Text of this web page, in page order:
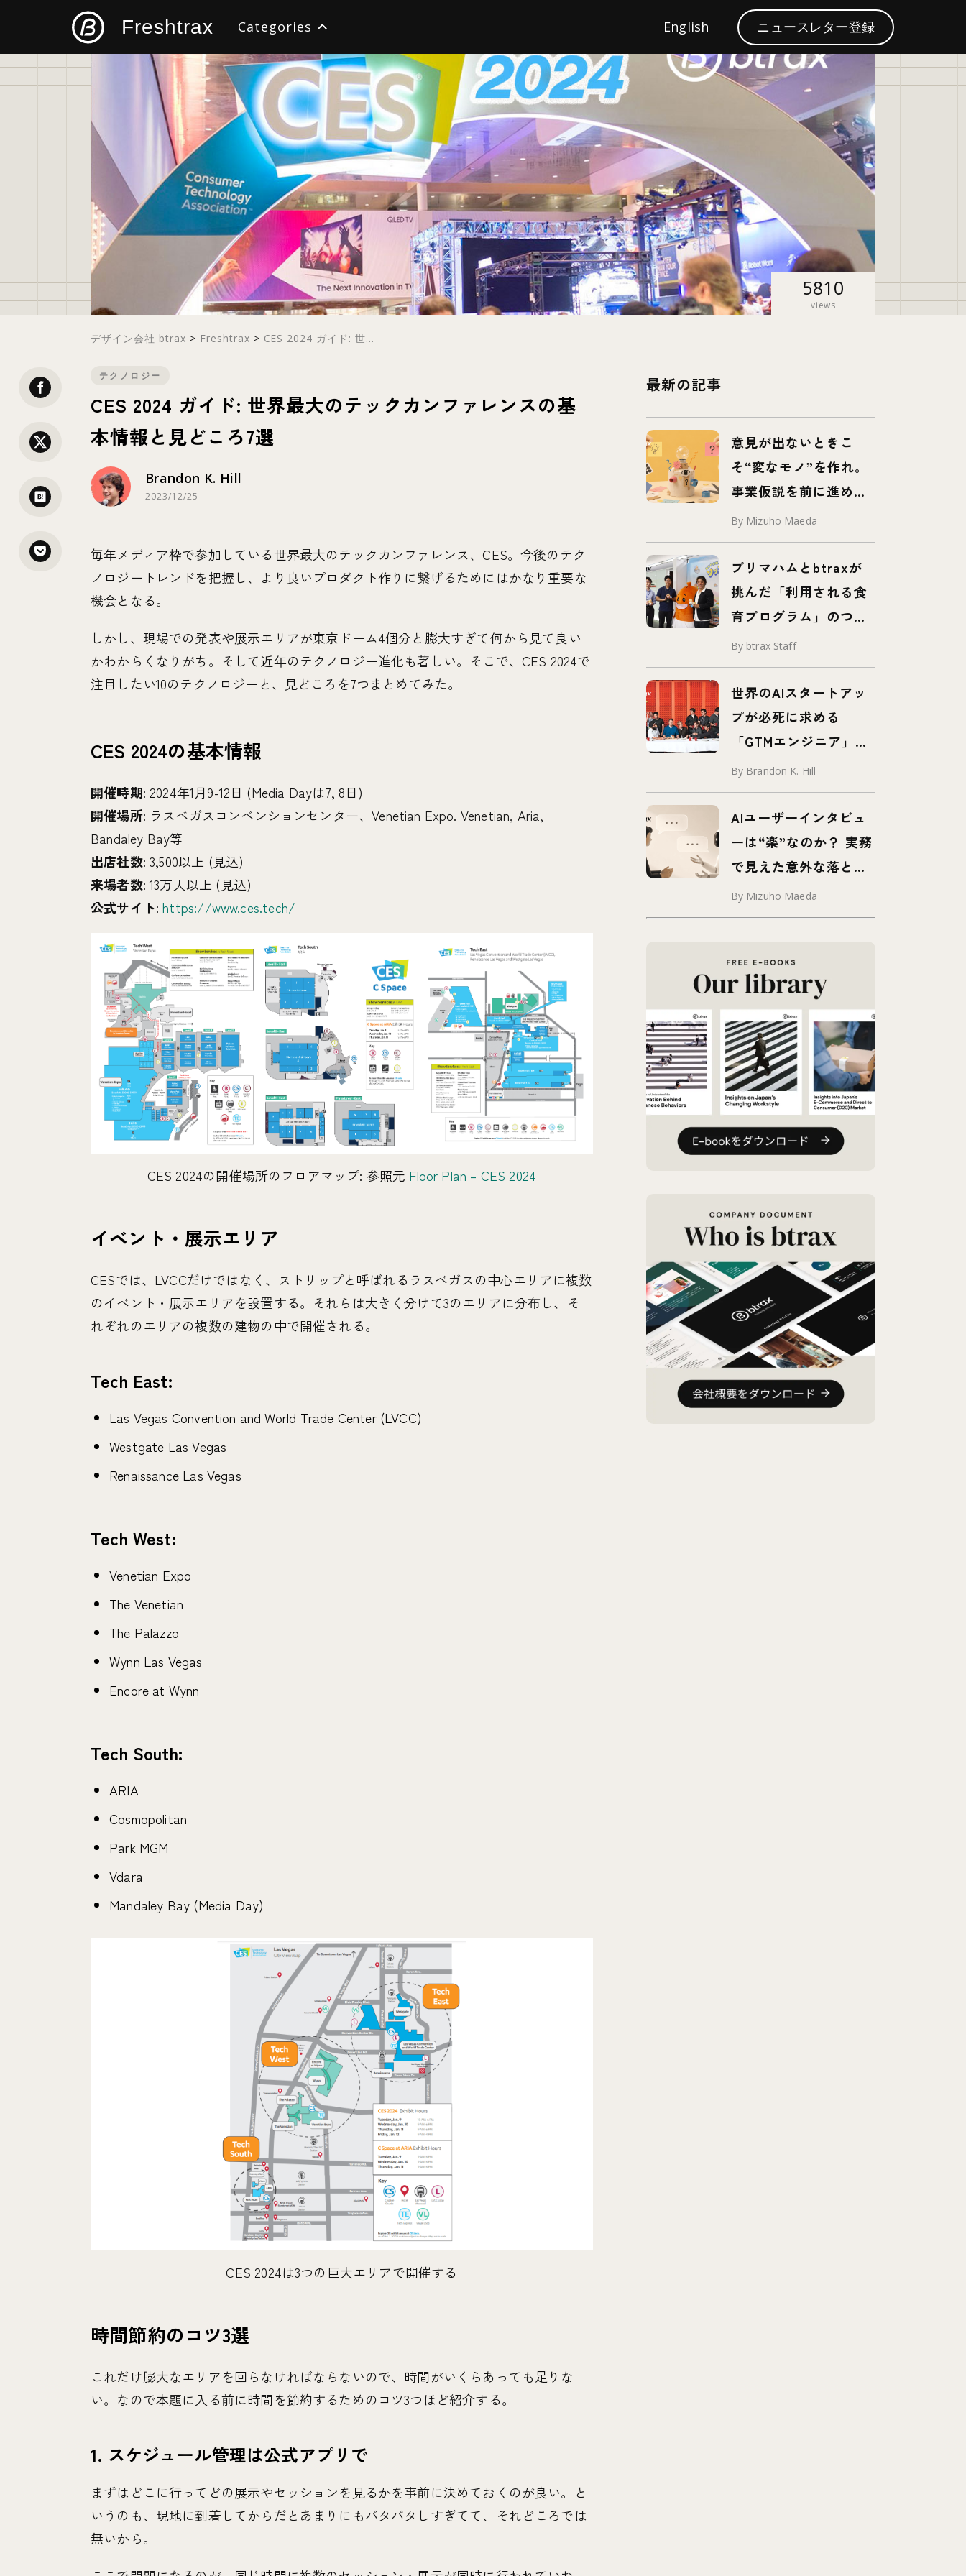
Freshtrax Categories
すべて デザイン イノベーション ブランディング
S
e
a
r
c
h
English ニュースレター登録
5810
views
デザイン会社 btrax > Freshtrax > CES 2024 ガイド: 世...
テクノロジー
CES 2024 ガイド: 世界最大のテックカンファレンスの基
本情報と見どころ7選
Brandon K. Hill
2023/12/25
毎年メディア枠で参加している世界最大のテックカンファレンス、CES。今後のテク
ノロジートレンドを把握し、より良いプロダクト作りに繋げるためにはかなり重要な
機会となる。
しかし、現場での発表や展示エリアが東京ドーム4個分と膨大すぎて何から見て良い
かわからくなりがち。そして近年のテクノロジー進化も著しい。そこで、CES 2024で
注目したい10のテクノロジーと、見どころを7つまとめてみた。
CES 2024の基本情報
開催時期: 2024年1月9-12日 (Media Dayは7, 8日)
開催場所: ラスベガスコンベンションセンター、Venetian Expo. Venetian, Aria,
Bandaley Bay等
出店社数: 3,500以上 (見込)
来場者数: 13万人以上 (見込)
公式サイト:https://www.ces.tech/
CES 2024の開催場所のフロアマップ: 参照元 Floor Plan – CES 2024
イベント・展示エリア
CESでは、LVCCだけではなく、ストリップと呼ばれるラスベガスの中心エリアに複数
のイベント・展示エリアを設置する。それらは大きく分けて3のエリアに分布し、そ
れぞれのエリアの複数の建物の中で開催される。
Tech East:
Las Vegas Convention and World Trade Center (LVCC)
Westgate Las Vegas
Renaissance Las Vegas
Tech West:
Venetian Expo
The Venetian
The Palazzo
Wynn Las Vegas
Encore at Wynn
Tech South:
ARIA
Cosmopolitan
Park MGM
Vdara
Mandaley Bay (Media Day)
CES 2024は3つの巨大エリアで開催する
時間節約のコツ3選
これだけ膨大なエリアを回らなければならないので、時間がいくらあっても足りな
い。なので本題に入る前に時間を節約するためのコツ3つほど紹介する。
1. スケジュール管理は公式アプリで
まずはどこに行ってどの展示やセッションを見るかを事前に決めておくのが良い。と
いうのも、現地に到着してからだとあまりにもバタバタしすぎてて、それどころでは
無いから。
最新の記事
意見が出ないときこ
そ“変なモノ”を作れ。
事業仮説を前に進め
る、挑発するプロトタ
イプ「プロボタイプ」
とは
By Mizuho Maeda
プリマハムとbtraxが
挑んだ「利用される食
育プログラム」のつく
り方 – 事例紹介 –
By btrax Staff
世界のAIスタートアッ
プが必死に求める
「GTMエンジニア」と
は？
By Brandon K. Hill
AIユーザーインタビュ
ーは“楽”なのか？ 実務
で見えた意外な落とし
穴
By Mizuho Maeda